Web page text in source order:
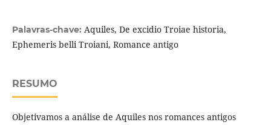
Palavras-chave: Aquiles, De excidio Troiae historia,
Ephemeris belli Troiani, Romance antigo
RESUMO
Objetivamos a análise de Aquiles nos romances antigos